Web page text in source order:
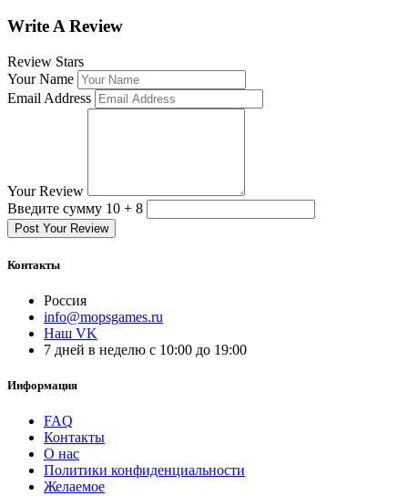
Write A Review
Review Stars
Your Name
Email Address
Your Review
Введите сумму 10 + 8
Post Your Review
Контакты
Россия
info@mopsgames.ru
Наш VK
7 дней в неделю с 10:00 до 19:00
Информация
FAQ
Контакты
О нас
Политики конфиденциальности
Желаемое